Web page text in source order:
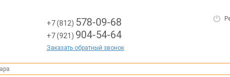
+7 (812) 578-09-68
+7 (921) 904-54-64
Заказать обратный звонок